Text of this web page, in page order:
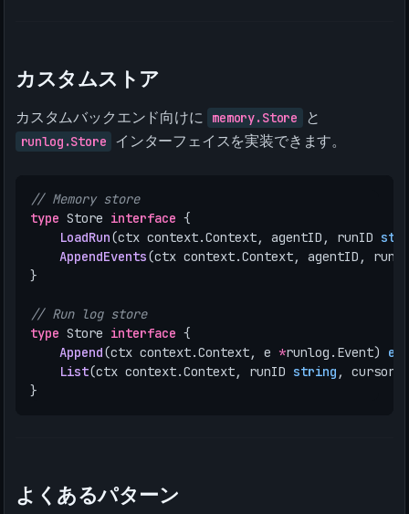
カスタムストア
カスタムバックエンド向けに memory.Store
と
runlog.Store
インターフェイスを実装できます。
// Memory store
type Store interface {
LoadRun(ctx context.Context, agentID , runID
AppendEvents(ctx context.Context, agentID ,
runID
}
// Run log store
type Store interface {
Append(ctx context.Context, e *runlog . Event)
List(ctx context.Context, runID string , cursor
}
よくあるパターン